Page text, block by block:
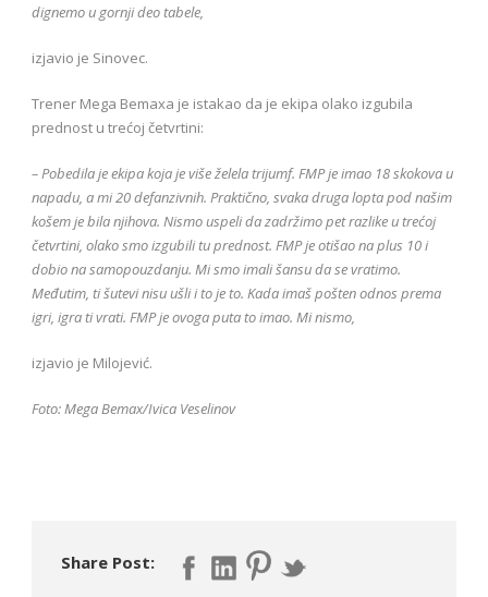
dignemo u gornji deo tabele,
izjavio je Sinovec.
Trener Mega Bemaxa je istakao da je ekipa olako izgubila
prednost u trećoj četvrtini:
– Pobedila je ekipa koja je više želela trijumf. FMP je imao 18 skokova u
napadu, a mi 20 defanzivnih. Praktično, svaka druga lopta pod našim
košem je bila njihova. Nismo uspeli da zadržimo pet razlike u trećoj
četvrtini, olako smo izgubili tu prednost. FMP je otišao na plus 10 i
dobio na samopouzdanju. Mi smo imali šansu da se vratimo.
Međutim, ti šutevi nisu ušli i to je to. Kada imaš pošten odnos prema
igri, igra ti vrati. FMP je ovoga puta to imao. Mi nismo,
izjavio je Milojević.
Foto: Mega Bemax/Ivica Veselinov
Share Post: